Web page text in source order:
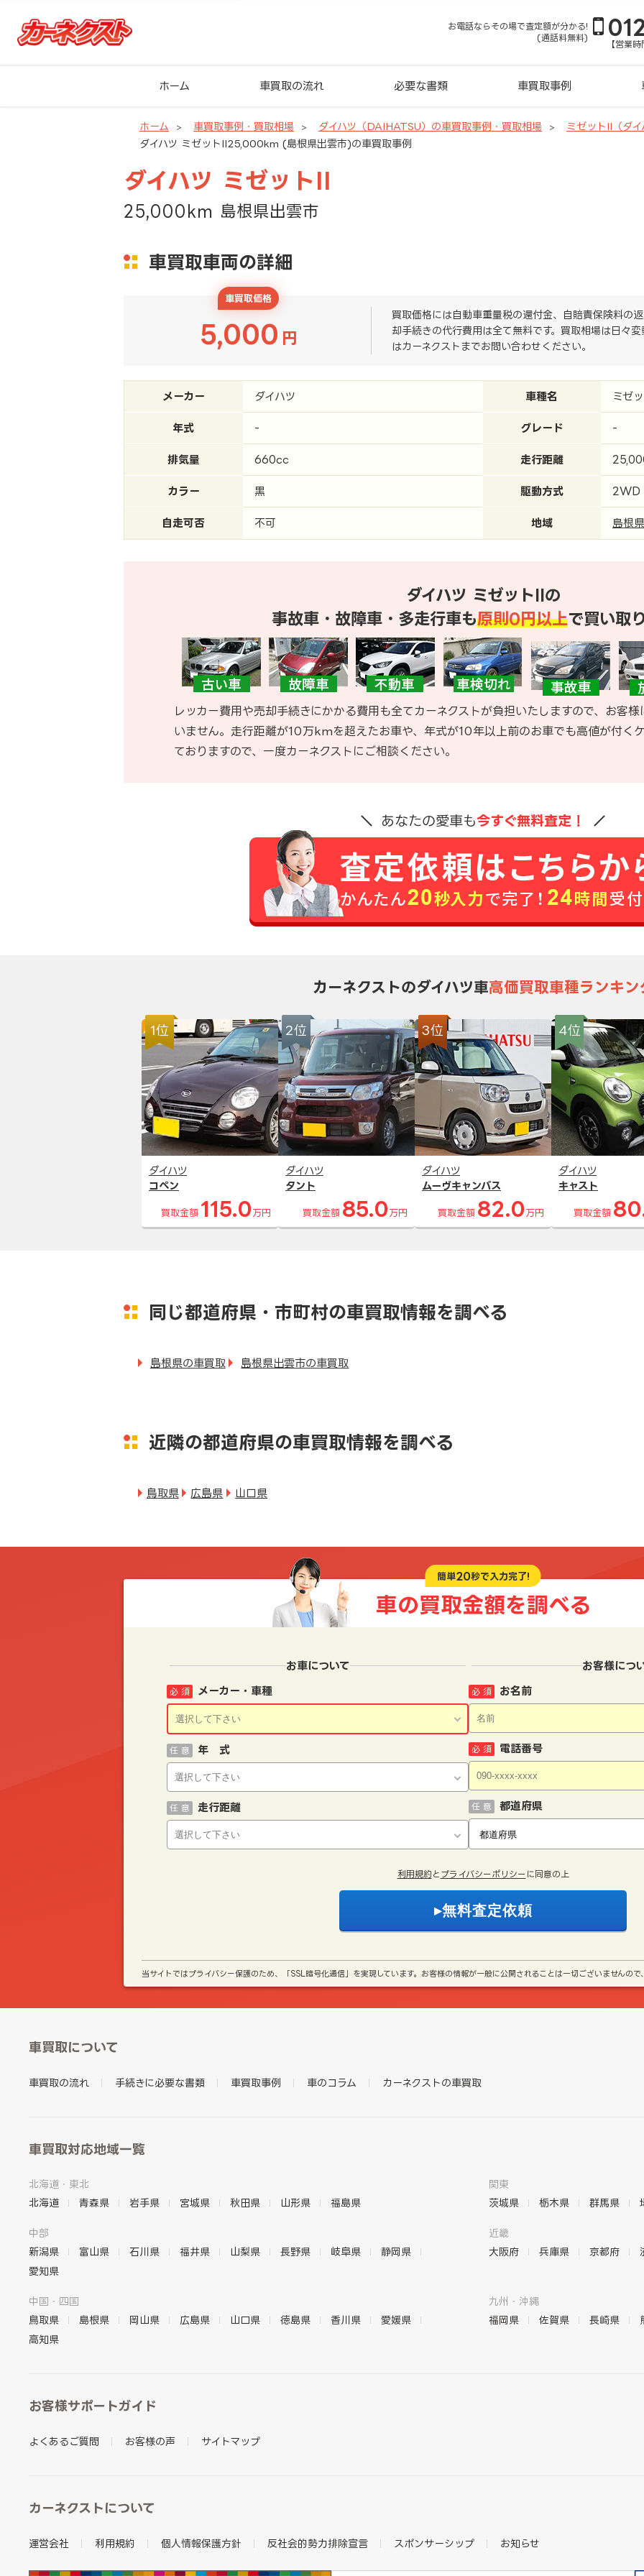
お電話ならその場で査定額が分かる!
(通話料無料)
【営業
ホーム 車買取の流れ 必要な書類 車買取事例
ホーム 車買取事例・買取相場 ダイハツ（DAIHATSU）の車買取事例・買取相場
ミゼットII（ダ
ダイハツ ミゼットII25,000km (島根県出雲市)の車買取事例
ダイハツ ミゼットII
25,000km 島根県出雲市
車買取車両の詳細
車買取価格
5,000 円
買取価格には自動車重量税の還付金、自賠責保険料の
却手続きの代行費用は全て無料です。買取相場は日々
はカーネクストまでお問い合わせください。
メーカー ダイハツ 車種名 ミゼ
年式 - グレード -
排気量 660cc 走行距離
カラー 黒 駆動方式 2WD
自走可否 不可 地域 島根県
ダイハツ ミゼットIIの
事故車・故障車・多走行車も原則0円以上で買い取
レッカー費用や売却手続きにかかる費用も全てカーネクストが負担いたしますので、お客
いません。走行距離が10万kmを超えたお車や、年式が10年以上前のお車でも高値が付く
ておりますので、一度カーネクストにご相談ください。
あなたの愛車も今すぐ無料査定！
カーネクストのダイハツ車高価買取車種ランキン
1位
ダイハツ
コペン
買取金額 115.0 万円
2位
ダイハツ
タント
買取金額 85.0 万円
3位
ダイハツ
ムーヴキャンバス
買取金額 82.0 万円
4位
ダイハツ
キャスト
買取金額
同じ都道府県・市町村の車買取情報を調べる
島根県の車買取 島根県出雲市の車買取
近隣の都道府県の車買取情報を調べる
鳥取県 広島県 山口県
簡単20秒で入力完了!
車の買取金額を調べる
お車について
メーカー・車種
必 須
年 式
任 意
走行距離
任 意
お客様につ
お名前
必 須
電話番号
必 須
都道府県
任 意
利用規約 と プライバシーポリシー に同意の上
当サイトではプライバシー保護のため、「SSL暗号化通信」を実現しています。お客様の情報が一般に公開されることは一切ございませんの
車買取について
車買取の流れ 手続きに必要な書類 車買取事例 車のコラム カーネクストの車買取
車買取対応地域一覧
北海道・東北
北海道
青森県 岩手県 宮城県 秋田県 山形県 福島県
関東
茨城県
栃木県 群馬県
中部
新潟県
富山県 石川県 福井県 山梨県 長野県 岐阜県
静岡県
愛知県
近畿
大阪府
兵庫県 京都府
中国・四国
鳥取県
島根県 岡山県 広島県 山口県 徳島県 香川県
愛媛県
高知県
九州・沖縄
福岡県
佐賀県 長崎県
お客様サポートガイド
よくあるご質問 お客様の声 サイトマップ
カーネクストについて
運営会社 利用規約 個人情報保護方針 反社会的勢力排除宣言 スポンサーシップ お知らせ